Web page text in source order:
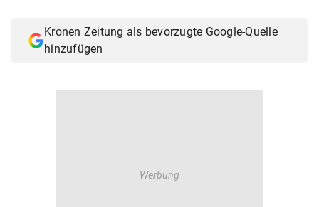
Kronen Zeitung als bevorzugte Google-Quelle
hinzufügen